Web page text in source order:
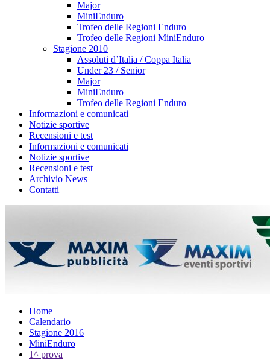
Major
MiniEnduro
Trofeo delle Regioni Enduro
Trofeo delle Regioni MiniEnduro
Stagione 2010
Assoluti d’Italia / Coppa Italia
Under 23 / Senior
Major
MiniEnduro
Trofeo delle Regioni Enduro
Informazioni e comunicati
Notizie sportive
Recensioni e test
Informazioni e comunicati
Notizie sportive
Recensioni e test
Archivio News
Contatti
Home
Calendario
Stagione 2016
MiniEnduro
1^ prova